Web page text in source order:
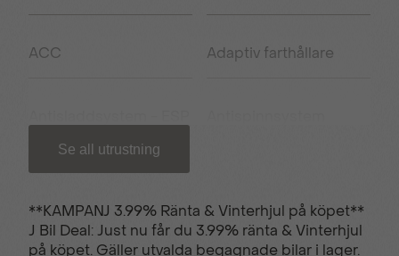
ACC Adaptiv farthållare
Armstöd fram
Se all utrustning
**KAMPANJ 3.99% Ränta & Vinterhjul på köpet**
J Bil Deal: Just nu får du 3.99% ränta & Vinterhjul
på köpet. Gäller utvalda begagnade bilar i lager.